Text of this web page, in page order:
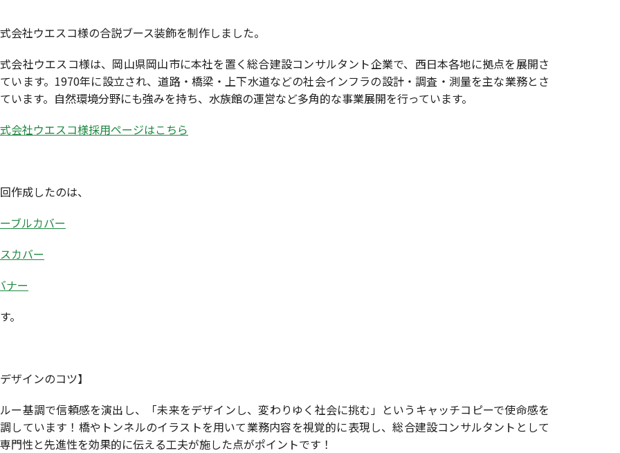
会社ウエスコ様の合説ブース装飾を制作しました。
会社ウエスコ様は、岡山県岡山市に本社を置く総合建設コンサルタント企業で、西日本各地に拠点を展開さ
います。1970年に設立され、道路・橋梁・上下水道などの社会インフラの設計・調査・測量を主な業務とさ
います。自然環境分野にも強みを持ち、水族館の運営など多角的な事業展開を行っています。
会社ウエスコ様採用ページはこちら
作成したのは、
ブルカバー
カバー
ナー
。
デザインのコツ】
ー基調で信頼感を演出し、「未来をデザインし、変わりゆく社会に挑む」というキャッチコピーで使命感を
しています！橋やトンネルのイラストを用いて業務内容を視覚的に表現し、総合建設コンサルタントとして
門性と先進性を効果的に伝える工夫が施した点がポイントです！